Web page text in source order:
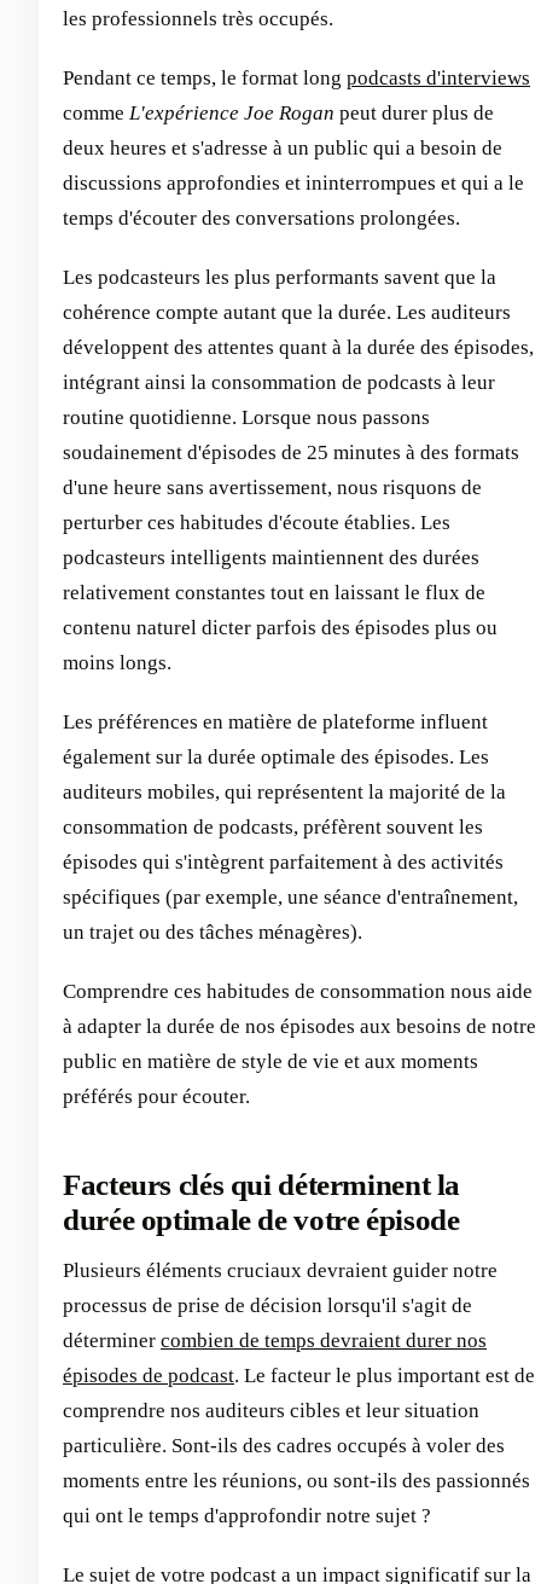
les professionnels très occupés.
Pendant ce temps, le format long podcasts d'interviews
comme L'expérience Joe Rogan peut durer plus de
deux heures et s'adresse à un public qui a besoin de
discussions approfondies et ininterrompues et qui a le
temps d'écouter des conversations prolongées.
Les podcasteurs les plus performants savent que la
cohérence compte autant que la durée. Les auditeurs
développent des attentes quant à la durée des épisodes,
intégrant ainsi la consommation de podcasts à leur
routine quotidienne. Lorsque nous passons
soudainement d'épisodes de 25 minutes à des formats
d'une heure sans avertissement, nous risquons de
perturber ces habitudes d'écoute établies. Les
podcasteurs intelligents maintiennent des durées
relativement constantes tout en laissant le flux de
contenu naturel dicter parfois des épisodes plus ou
moins longs.
Les préférences en matière de plateforme influent
également sur la durée optimale des épisodes. Les
auditeurs mobiles, qui représentent la majorité de la
consommation de podcasts, préfèrent souvent les
épisodes qui s'intègrent parfaitement à des activités
spécifiques (par exemple, une séance d'entraînement,
un trajet ou des tâches ménagères).
Comprendre ces habitudes de consommation nous aide
à adapter la durée de nos épisodes aux besoins de notre
public en matière de style de vie et aux moments
préférés pour écouter.
Facteurs clés qui déterminent la
durée optimale de votre épisode
Plusieurs éléments cruciaux devraient guider notre
processus de prise de décision lorsqu'il s'agit de
déterminer combien de temps devraient durer nos
épisodes de podcast. Le facteur le plus important est de
comprendre nos auditeurs cibles et leur situation
particulière. Sont-ils des cadres occupés à voler des
moments entre les réunions, ou sont-ils des passionnés
qui ont le temps d'approfondir notre sujet ?
Le sujet de votre podcast a un impact significatif sur la